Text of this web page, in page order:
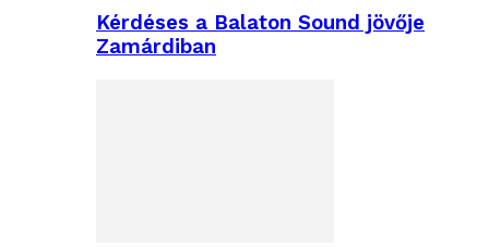
Kérdéses a Balaton Sound jövője
Zamárdiban